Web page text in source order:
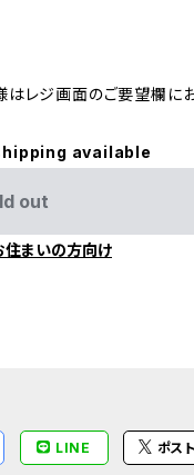
レジ画面のご要望欄に
available
out
住まいの方向け
LINE ポスト